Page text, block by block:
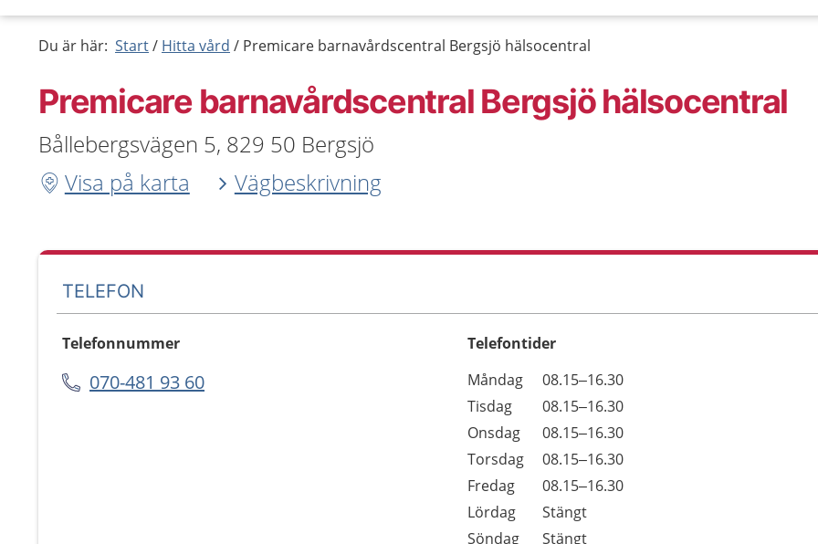
Du är här: Start Hitta vård Premicare barnavårdscentral Bergsjö hälsocentral
Premicare barnavårdscentral Bergsjö hälsocentral
Bållebergsvägen 5, 829 50 Bergsjö
Visa på karta
Vägbeskrivning
TELEFON
Telefonnummer
070-481 93 60
Telefontider
Dag
Öppettider
Kommentarer
Måndag
08.15–16.30
Tisdag
08.15–16.30
Onsdag
08.15–16.30
Torsdag
08.15–16.30
Fredag
08.15–16.30
Lördag
Stängt
Söndag
Stängt